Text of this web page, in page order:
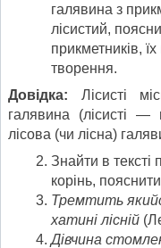
галявина з
лісистий,
прикметників,
творення.
Довідка: Лісисті
галявина (лісисті —
лісова (чи лісна)
Знайти в
корінь,
Тремтить
хатині лісній
Дівчина